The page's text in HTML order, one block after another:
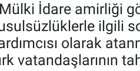
İdare amirliği
ilgili
olarak
vatandaşlarının